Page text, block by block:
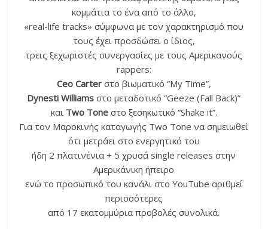
κομμάτια το ένα από το άλλο,
«real-life tracks» σύμφωνα με τον χαρακτηρισμό που
τους έχει προσδώσει ο ίδιος,
τρεις ξεχωριστές συνεργασίες με τους Αμερικανούς
rappers:
Ceo Carterστο βιωματικό “My Time”,
Dynesti Williams στο μεταδοτικό “Geeze (Fall Back)”
και Two Toneστο ξεσηκωτικό “Shake it”.
Για τον Μαροκινής καταγωγής Two Tone να σημειωθεί
ότι μετράει στο ενεργητικό του
ήδη 2 πλατινένια + 5 χρυσά single releases στην
Αμερικάνικη ήπειρο
ενώ το προσωπικό του κανάλι στο YouTube αριθμεί
περισσότερες
από 17 εκατομμύρια προβολές συνολικά.